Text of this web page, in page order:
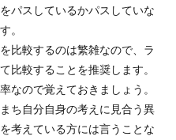
パスしているかパスしていな
。
比較するのは繁雑なので、ラ
比較することを推奨します。
なので覚えておきましょう。
ち自分自身の考えに見合う異
考えている方には言うことな